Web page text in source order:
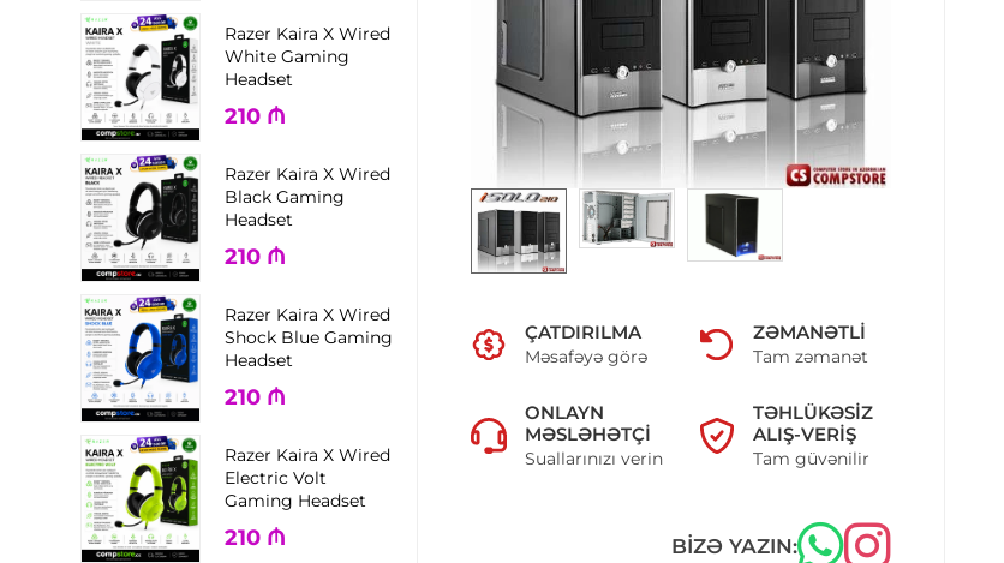
Razer Kaira X Wired
White Gaming
Headset
210 ₼
Razer Kaira X Wired
Black Gaming
Headset
210 ₼
Razer Kaira X Wired
Shock Blue Gaming
Headset
210 ₼
Razer Kaira X Wired
Electric Volt
Gaming Headset
210 ₼
ÇATDIRILMA
Məsafəyə görə
ZƏMANƏTLI
Tam zəmanət
ONLAYN
MƏSLƏHƏTÇI
Suallarınızı verin
TƏHLÜKƏSIZ
ALIŞ-VERIŞ
Tam güvənilir
BIZƏ YAZIN: